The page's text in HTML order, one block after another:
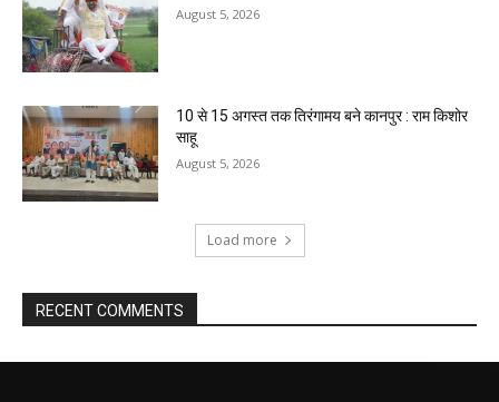
August 5, 2026
10 से 15 अगस्त तक तिरंगामय बने कानपुर : राम किशोर
साहू
August 5, 2026
Load more
RECENT COMMENTS